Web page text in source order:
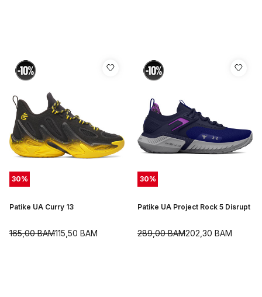
30%
Patike UA Curry 13
115,50 BAM
165,00BAM
30%
Patike UA Project Rock 5 Disrupt
202,30 BAM
289,00BAM